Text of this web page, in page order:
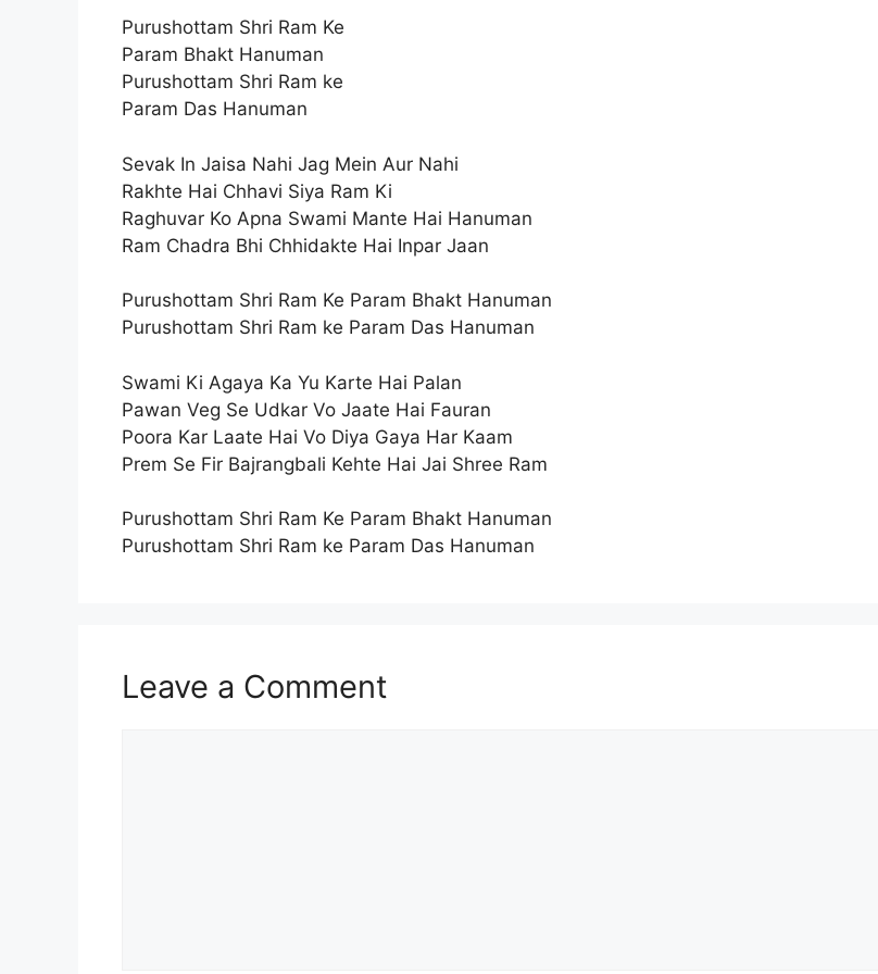
Purushottam Shri Ram Ke
Param Bhakt Hanuman
Purushottam Shri Ram ke
Param Das Hanuman
Sevak In Jaisa Nahi Jag Mein Aur Nahi
Rakhte Hai Chhavi Siya Ram Ki
Raghuvar Ko Apna Swami Mante Hai Hanuman
Ram Chadra Bhi Chhidakte Hai Inpar Jaan
Purushottam Shri Ram Ke Param Bhakt Hanuman
Purushottam Shri Ram ke Param Das Hanuman
Swami Ki Agaya Ka Yu Karte Hai Palan
Pawan Veg Se Udkar Vo Jaate Hai Fauran
Poora Kar Laate Hai Vo Diya Gaya Har Kaam
Prem Se Fir Bajrangbali Kehte Hai Jai Shree Ram
Purushottam Shri Ram Ke Param Bhakt Hanuman
Purushottam Shri Ram ke Param Das Hanuman
Leave a Comment